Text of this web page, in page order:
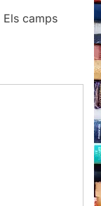
Els camps